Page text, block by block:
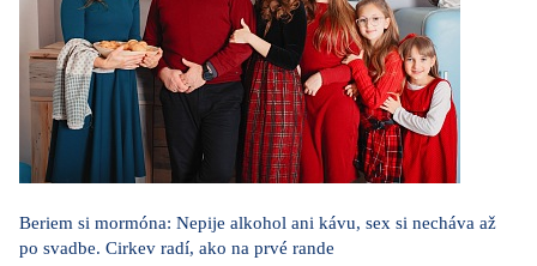
Beriem si mormóna: Nepije alkohol ani kávu, sex si necháva až
po svadbe. Cirkev radí, ako na prvé rande